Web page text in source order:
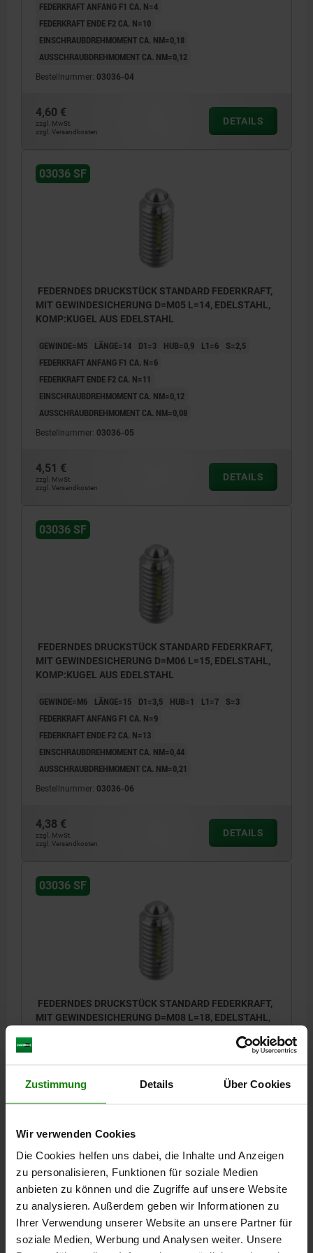
Zustimmung Details Über Cookies
Wir verwenden Cookies
Die Cookies helfen uns dabei, die Inhalte und Anzeigen
zu personalisieren, Funktionen für soziale Medien
anbieten zu können und die Zugriffe auf unsere Website
zu analysieren. Außerdem geben wir Informationen zu
Ihrer Verwendung unserer Website an unsere Partner für
soziale Medien, Werbung und Analysen weiter. Unsere
FEDERKRAFT ANFANG F1 CA. N=4
FEDERKRAFT ENDE F2 CA. N=10
EINSCHRAUBDREHMOMENT CA. NM=0,18
AUSSCHRAUBDREHMOMENT CA. NM=0,12
Bestellnummer: 03036-04
4,60 €
zzgl. MwSt.
zzgl. Versandkosten
DETAILS
03036 SF
FEDERNDES DRUCKSTÜCK STANDARD FEDERKRAFT,
MIT GEWINDESICHERUNG D=M05 L=14, EDELSTAHL,
KOMP:KUGEL AUS EDELSTAHL
GEWINDE=M5 LÄNGE=14 D1=3 HUB=0,9 L1=6
S=2,5
FEDERKRAFT ANFANG F1 CA. N=6
FEDERKRAFT ENDE F2 CA. N=11
EINSCHRAUBDREHMOMENT CA. NM=0,12
AUSSCHRAUBDREHMOMENT CA. NM=0,08
Bestellnummer: 03036-05
4,51 €
zzgl. MwSt.
zzgl. Versandkosten
DETAILS
03036 SF
FEDERNDES DRUCKSTÜCK STANDARD FEDERKRAFT,
MIT GEWINDESICHERUNG D=M06 L=15, EDELSTAHL,
KOMP:KUGEL AUS EDELSTAHL
GEWINDE=M6 LÄNGE=15 D1=3,5 HUB=1 L1=7
S=3
FEDERKRAFT ANFANG F1 CA. N=9
FEDERKRAFT ENDE F2 CA. N=13
EINSCHRAUBDREHMOMENT CA. NM=0,44
AUSSCHRAUBDREHMOMENT CA. NM=0,21
Bestellnummer: 03036-06
4,38 €
zzgl. MwSt.
zzgl. Versandkosten
DETAILS
03036 SF
FEDERNDES DRUCKSTÜCK STANDARD FEDERKRAFT,
MIT GEWINDESICHERUNG D=M08 L=18, EDELSTAHL,
FEDERKRAFT ENDE F2 CA. N=30
EINSCHRAUBDREHMOMENT CA. NM=1,1
4,73 €
zzgl. MwSt.
DETAILS
03036 SF